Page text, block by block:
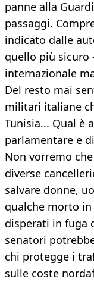
panne alla
passaggi.
indicato dalle
quello più sicuro
internazionale
Del resto mai
militari italiane
Tunisia... Qual è
parlamentare e
Non vorremo
diverse
salvare donne,
qualche morto
disperati in fuga
senatori
chi protegge i
sulle coste